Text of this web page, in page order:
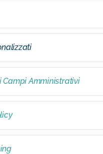
Campi Amministrativi